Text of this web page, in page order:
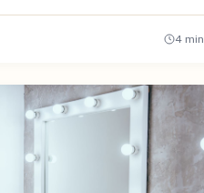
4min